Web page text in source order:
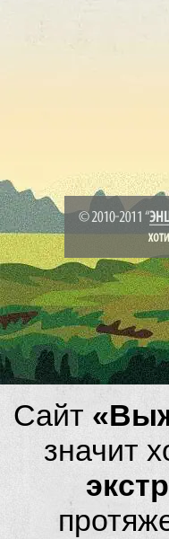
Сайт
значит